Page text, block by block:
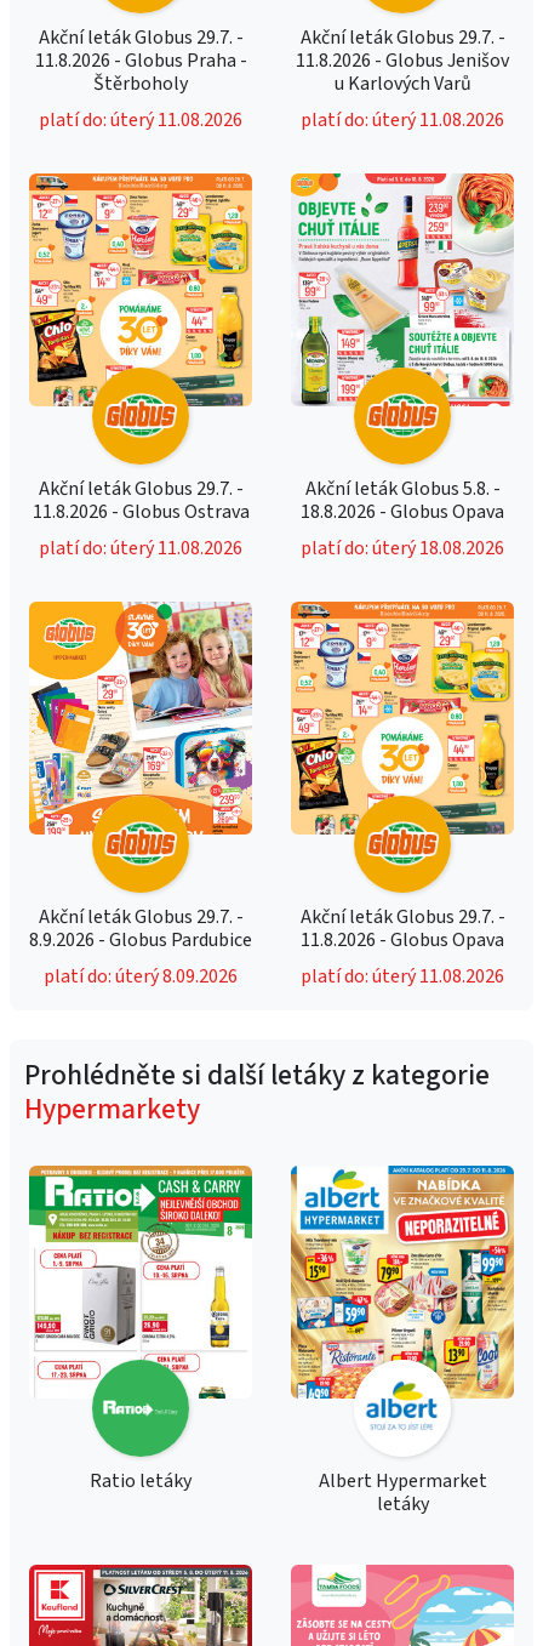
Akční leták Globus 29.7. -
11.8.2026 - Globus Praha -
Štěrboholy
platí do: úterý 11.08.2026
Akční leták Globus 29.7. -
11.8.2026 - Globus Jenišov
u Karlových Varů
platí do: úterý 11.08.2026
Akční leták Globus 29.7. -
11.8.2026 - Globus Ostrava
platí do: úterý 11.08.2026
Akční leták Globus 5.8. -
18.8.2026 - Globus Opava
platí do: úterý 18.08.2026
Akční leták Globus 29.7. -
8.9.2026 - Globus Pardubice
platí do: úterý 8.09.2026
Akční leták Globus 29.7. -
11.8.2026 - Globus Opava
platí do: úterý 11.08.2026
Prohlédněte si další letáky z kategorie
Hypermarkety
Ratio letáky
Albert Hypermarket
letáky